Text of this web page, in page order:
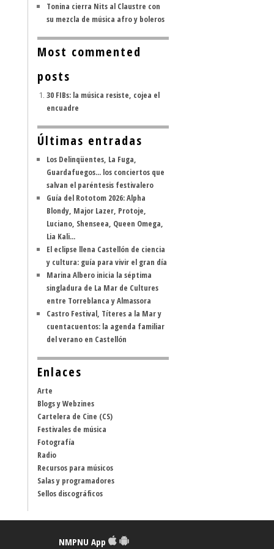
Tonina cierra Nits al Claustre con
su mezcla de música afro y boleros
Most commented
posts
30 FIBs: la música resiste, cojea el
encuadre
Últimas entradas
Los Delinqüentes, La Fuga,
Guardafuegos... los conciertos que
salvan el paréntesis festivalero
Guía del Rototom 2026: Alpha
Blondy, Major Lazer, Protoje,
Luciano, Shenseea, Queen Omega,
Lia Kali...
El eclipse llena Castellón de ciencia
y cultura: guía para vivir el gran día
Marina Albero inicia la séptima
singladura de La Mar de Cultures
entre Torreblanca y Almassora
Castro Festival, Títeres a la Mar y
cuentacuentos: la agenda familiar
del verano en Castellón
Enlaces
Arte
Blogs y Webzines
Cartelera de Cine (CS)
Festivales de música
Fotografía
Radio
Recursos para músicos
Salas y programadores
Sellos discográficos
NMPNU App